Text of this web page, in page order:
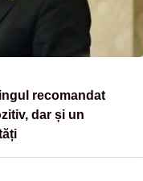
recomandat
dar și un